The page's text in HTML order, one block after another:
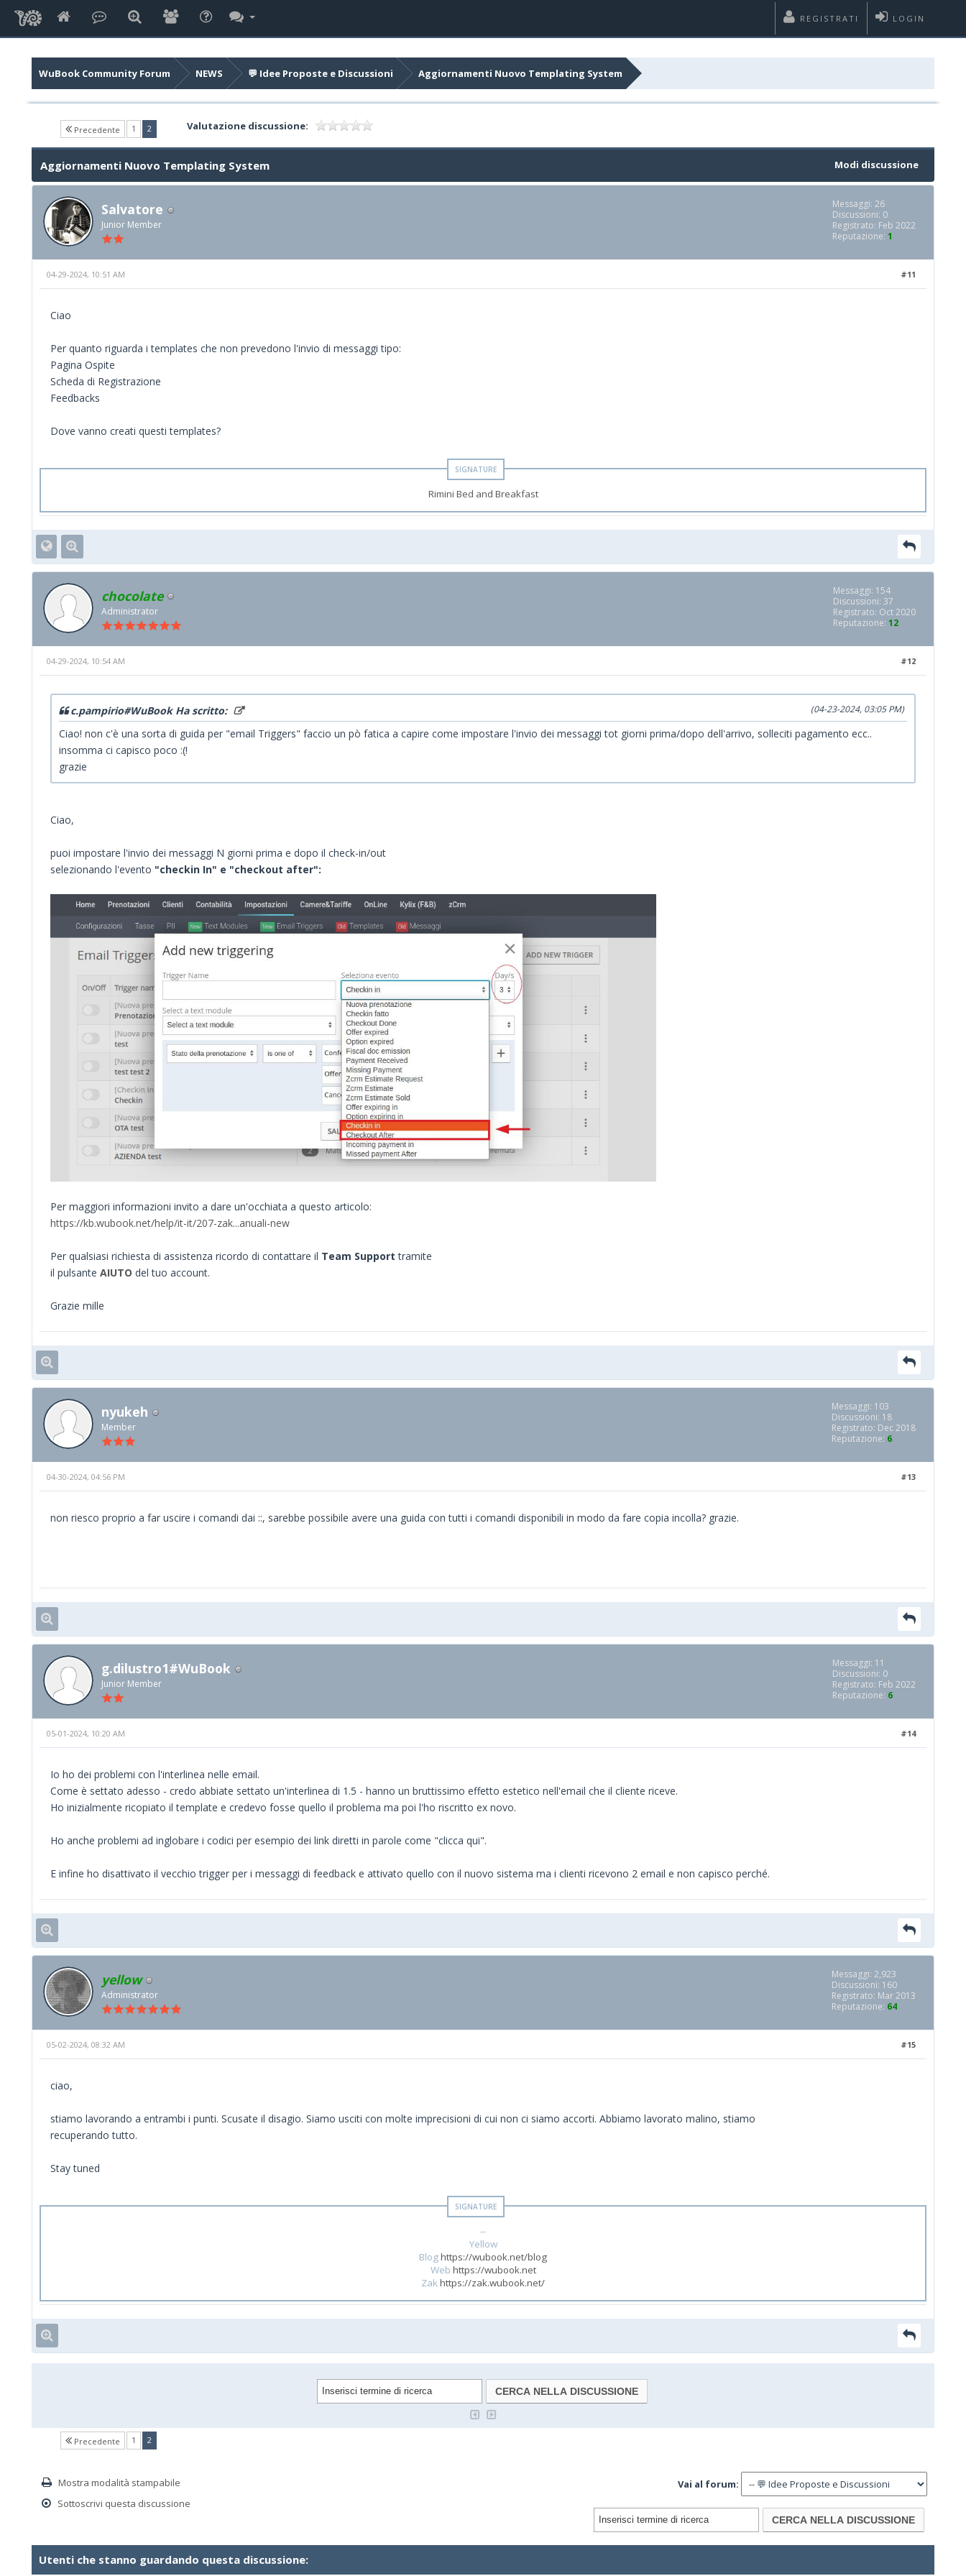
LOGIN
REGISTRATI
WuBook Community Forum NEWS 💬 Idee Proposte e Discussioni Aggiornamenti Nuovo Templating System
Precedente 1 2(current) Valutazione discussione:
Modi discussione
Aggiornamenti Nuovo Templating System
Salvatore
Junior Member
Messaggi: 26
Discussioni: 0
Registrato: Feb 2022
Reputazione: 1
#11
04-29-2024, 10:51 AM
Ciao
Per quanto riguarda i templates che non prevedono l'invio di messaggi tipo:
Pagina Ospite
Scheda di Registrazione
Feedbacks
Dove vanno creati questi templates?
Rimini Bed and Breakfast
chocolate
Administrator
Messaggi: 154
Discussioni: 37
Registrato: Oct 2020
Reputazione: 12
#12
04-29-2024, 10:54 AM
(04-23-2024, 03:05 PM)
c.pampirio#WuBook Ha scritto:
Ciao! non c'è una sorta di guida per "email Triggers" faccio un pò fatica a capire come impostare l'invio dei messaggi tot giorni prima/dopo dell'arrivo, solleciti pagamento ecc..
insomma ci capisco poco :(!
grazie
Ciao,
puoi impostare l'invio dei messaggi N giorni prima e dopo il check-in/out
selezionando l'evento "checkin In" e "checkout after":
Per maggiori informazioni invito a dare un'occhiata a questo articolo:
https://kb.wubook.net/help/it-it/207-zak...anuali-new
Per qualsiasi richiesta di assistenza ricordo di contattare il Team Support tramite
il pulsante AIUTO del tuo account.
Grazie mille
nyukeh
Member
Messaggi: 103
Discussioni: 18
Registrato: Dec 2018
Reputazione: 6
#13
04-30-2024, 04:56 PM
non riesco proprio a far uscire i comandi dai ::, sarebbe possibile avere una guida con tutti i comandi disponibili in modo da fare copia incolla? grazie.
g.dilustro1#WuBook
Junior Member
Messaggi: 11
Discussioni: 0
Registrato: Feb 2022
Reputazione: 6
#14
05-01-2024, 10:20 AM
Io ho dei problemi con l'interlinea nelle email.
Come è settato adesso - credo abbiate settato un'interlinea di 1.5 - hanno un bruttissimo effetto estetico nell'email che il cliente riceve.
Ho inizialmente ricopiato il template e credevo fosse quello il problema ma poi l'ho riscritto ex novo.
Ho anche problemi ad inglobare i codici per esempio dei link diretti in parole come "clicca qui".
E infine ho disattivato il vecchio trigger per i messaggi di feedback e attivato quello con il nuovo sistema ma i clienti ricevono 2 email e non capisco perché.
yellow
Administrator
Messaggi: 2,923
Discussioni: 160
Registrato: Mar 2013
Reputazione: 64
#15
05-02-2024, 08:32 AM
ciao,
stiamo lavorando a entrambi i punti. Scusate il disagio. Siamo usciti con molte imprecisioni di cui non ci siamo accorti. Abbiamo lavorato malino, stiamo
recuperando tutto.
Stay tuned
--
Yellow
Bloghttps://wubook.net/blog
Web https://wubook.net
Zakhttps://zak.wubook.net/
Precedente 1 2(current)
Mostra modalità stampabile
Sottoscrivi questa discussione
Vai al forum:
Utenti che stanno guardando questa discussione: